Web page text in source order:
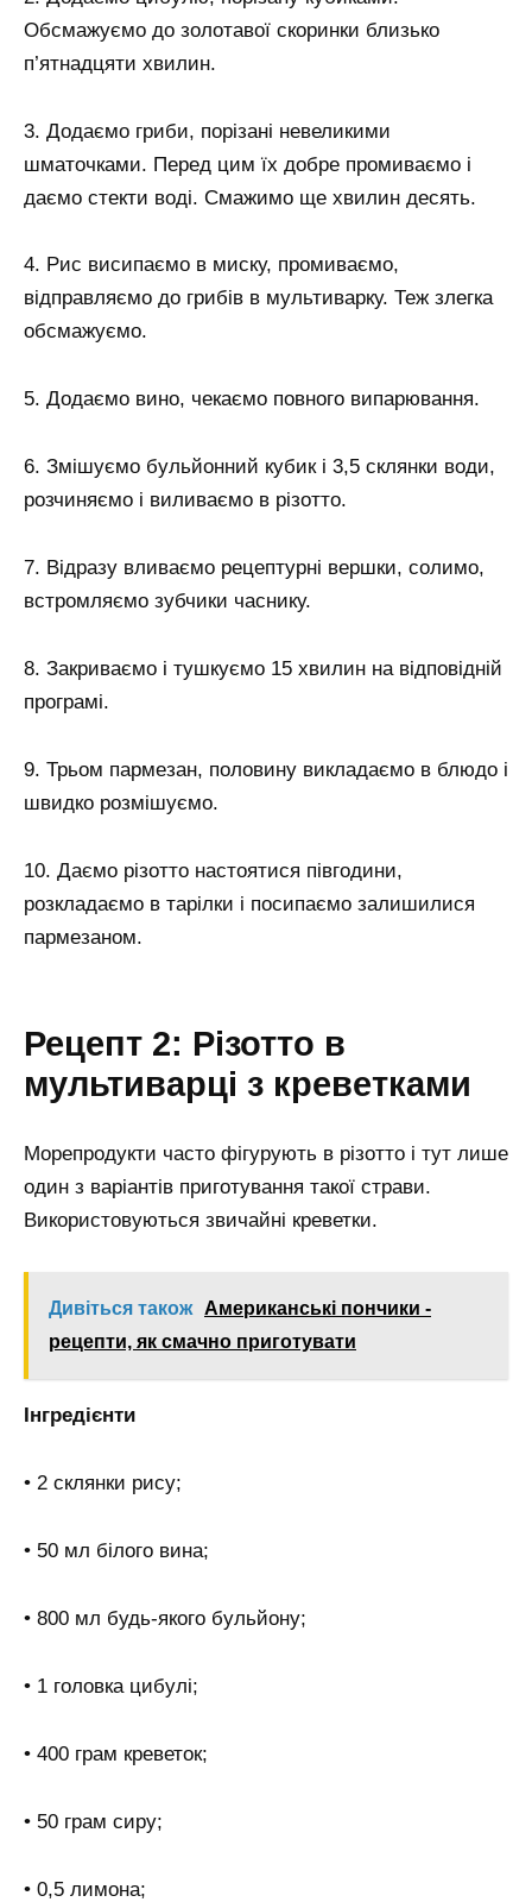
Обсмажуємо до золотавої скоринки близько
п’ятнадцяти хвилин.
3. Додаємо гриби, порізані невеликими
шматочками. Перед цим їх добре промиваємо і
даємо стекти воді. Смажимо ще хвилин десять.
4. Рис висипаємо в миску, промиваємо,
відправляємо до грибів в мультиварку. Теж злегка
обсмажуємо.
5. Додаємо вино, чекаємо повного випарювання.
6. Змішуємо бульйонний кубик і 3,5 склянки води,
розчиняємо і виливаємо в різотто.
7. Відразу вливаємо рецептурні вершки, солимо,
встромляємо зубчики часнику.
8. Закриваємо і тушкуємо 15 хвилин на відповідній
програмі.
9. Трьом пармезан, половину викладаємо в блюдо і
швидко розмішуємо.
10. Даємо різотто настоятися півгодини,
розкладаємо в тарілки і посипаємо залишилися
пармезаном.
Рецепт 2: Різотто в
мультиварці з креветками
Морепродукти часто фігурують в різотто і тут лише
один з варіантів приготування такої страви.
Використовуються звичайні креветки.
Дивіться також
Американські пончики -
рецепти, як смачно приготувати
Інгредієнти
• 2 склянки рису;
• 50 мл білого вина;
• 800 мл будь-якого бульйону;
• 1 головка цибулі;
• 400 грам креветок;
• 50 грам сиру;
• 0,5 лимона;